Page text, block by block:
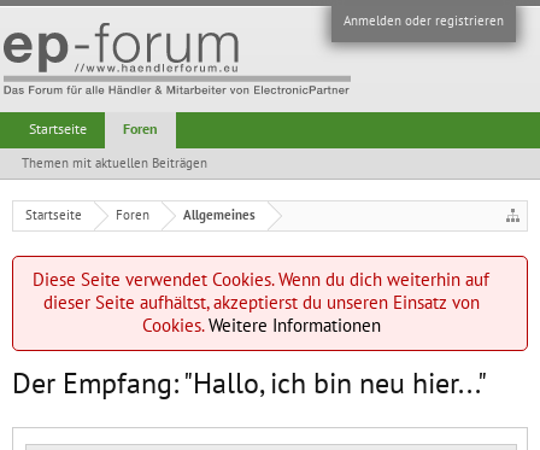
Anmelden oder registrieren
Startseite Foren Allgemeines
Diese Seite verwendet Cookies. Wenn du dich weiterhin auf
dieser Seite aufhältst, akzeptierst du unseren Einsatz von
Cookies.Weitere Informationen
Der Empfang: "Hallo, ich bin neu hier..."
Startseite Foren
Themen mit aktuellen Beiträgen